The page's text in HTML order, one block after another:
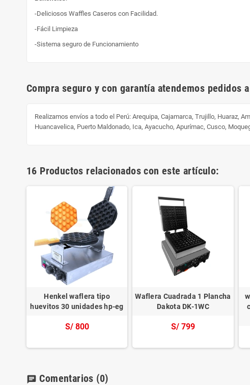
-Deliciosos Waffles Caseros con Facilidad.
-Fácil Limpieza
-Sistema seguro de Funcionamiento
Compra seguro y con garantía atendemos pedidos
Realizamos envíos a todo el Perú: Arequipa, Cajamarca, Trujillo, Huaraz,
Huancavelica, Puerto Maldonado, Ica, Ayacucho, Apurímac, Cusco,
16 Productos relacionados con este artículo:
Henkel waflera tipo
huevitos 30 unidades hp-eg
S/ 800
Waflera Cuadrada 1 Plancha
Dakota DK-1WC
S/ 799
chat Comentarios (0)